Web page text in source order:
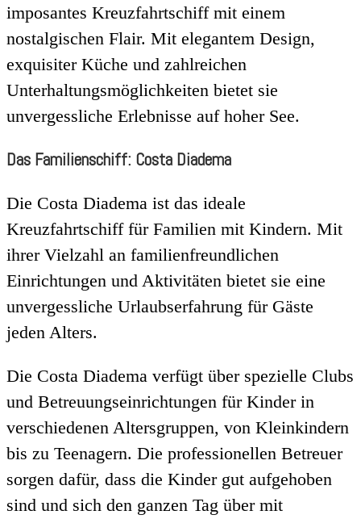
imposantes Kreuzfahrtschiff mit einem
nostalgischen Flair. Mit elegantem Design,
exquisiter Küche und zahlreichen
Unterhaltungsmöglichkeiten bietet sie
unvergessliche Erlebnisse auf hoher See.
Das Familienschiff: Costa Diadema
Die Costa Diadema ist das ideale
Kreuzfahrtschiff für Familien mit Kindern. Mit
ihrer Vielzahl an familienfreundlichen
Einrichtungen und Aktivitäten bietet sie eine
unvergessliche Urlaubserfahrung für Gäste
jeden Alters.
Die Costa Diadema verfügt über spezielle Clubs
und Betreuungseinrichtungen für Kinder in
verschiedenen Altersgruppen, von Kleinkindern
bis zu Teenagern. Die professionellen Betreuer
sorgen dafür, dass die Kinder gut aufgehoben
sind und sich den ganzen Tag über mit